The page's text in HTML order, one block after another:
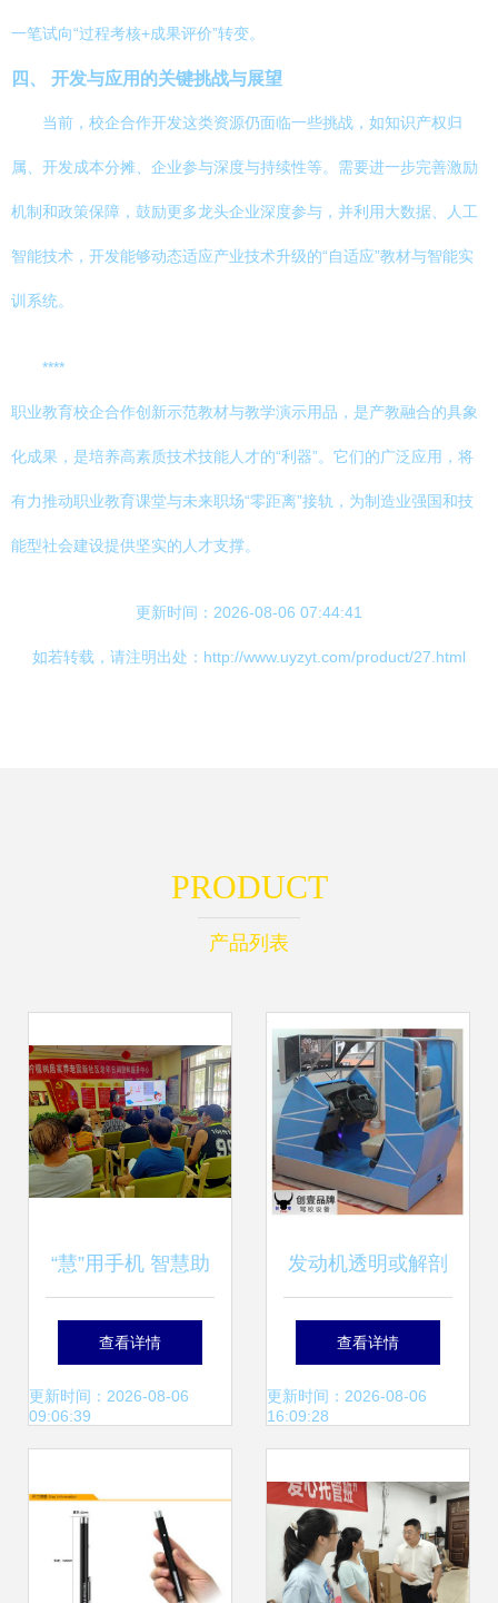
一笔试向“过程考核+成果评价”转变。
四、 开发与应用的关键挑战与展望
当前，校企合作开发这类资源仍面临一些挑战，如知识产权归
属、开发成本分摊、企业参与深度与持续性等。需要进一步完善激励
机制和政策保障，鼓励更多龙头企业深度参与，并利用大数据、人工
智能技术，开发能够动态适应产业技术升级的“自适应”教材与智能实
训系统。
****
职业教育校企合作创新示范教材与教学演示用品，是产教融合的具象
化成果，是培养高素质技术技能人才的“利器”。它们的广泛应用，将
有力推动职业教育课堂与未来职场“零距离”接轨，为制造业强国和技
能型社会建设提供坚实的人才支撑。
更新时间：2026-08-06 07:44:41
如若转载，请注明出处：http://www.uyzyt.com/product/27.html
PRODUCT
产品列表
“慧”用手机 智慧助
老！新河街道震新
社区智能手机培训
查看详情
更新时间：2026-08-06
09:06:39
发动机透明或解剖
模型 教育与演示的
完美工具
查看详情
更新时间：2026-08-06
16:09:28